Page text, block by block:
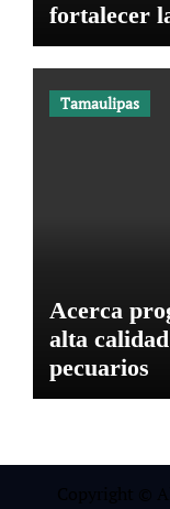
fortalecer
Tamaulipas
Tamaulipas
Acerca
alta
pecuarios